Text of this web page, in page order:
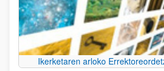
Ikerketaren arloko